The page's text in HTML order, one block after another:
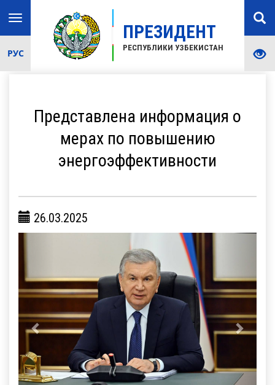
ПРЕЗИДЕНТ
РЕСПУБЛИКИ УЗБЕКИСТАН
Toggle
navigation
РУС
Представлена информация о
мерах по повышению
энергоэффективности
26.03.2025